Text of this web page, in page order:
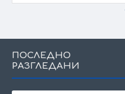
ПОСЛЕДНО
РАЗГЛЕДАНИ